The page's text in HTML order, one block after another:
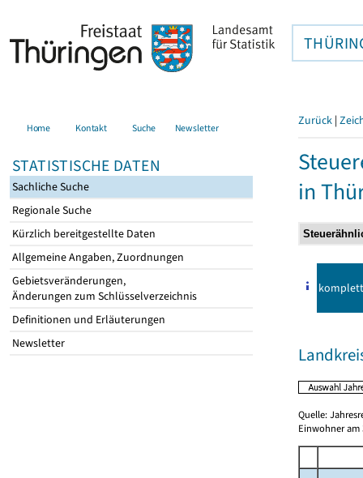
Home Kontakt Suche Newsletter
STATISTISCHE DATEN
Sachliche Suche
Regionale Suche
Kürzlich bereitgestellte Daten
Allgemeine Angaben, Zuordnungen
Gebietsveränderungen,
Änderungen zum Schlüsselverzeichnis
Definitionen und Erläuterungen
Newsletter
Zurück |
in
komplett
Quelle:
Einwohner am